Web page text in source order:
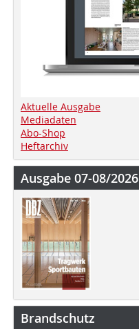
Aktuelle Ausgabe
Mediadaten
Abo-Shop
Heftarchiv
Ausgabe 07-08/2026
Brandschutz